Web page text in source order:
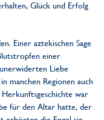
Glück und Erfolg
Einer aztekischen Sage
einer
Liebe
manchen Regionen auch
war
für den Altar hatte, der